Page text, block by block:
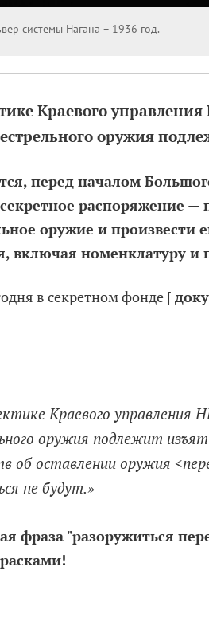
системы Нагана – 1936 год.
Краевого
оружия
перед началом
распоряжение —
оружие и произвести
включая номенклатуру и
в секретном фонде [
Краевого управления
оружия подлежит
об оставлении оружия
не будут.»
фраза "разоружиться